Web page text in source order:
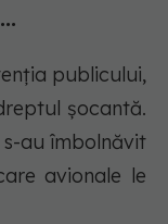
publicului,
șocantă.
au îmbolnăvit
avionale le